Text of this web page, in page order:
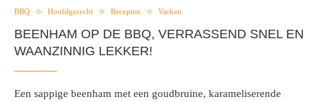
BBQ Hoofdgerecht Recepten Varken
BEENHAM OP DE BBQ, VERRASSEND SNEL EN
WAANZINNIG LEKKER!
Een sappige beenham met een goudbruine, karameliserende